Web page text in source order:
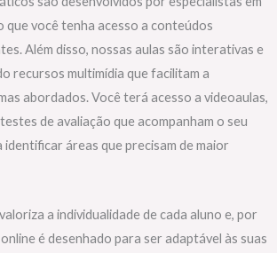
que você tenha acesso a conteúdos
Além disso, nossas aulas são interativas e
recursos multimídia que facilitam a
abordados. Você terá acesso a videoaulas,
de avaliação que acompanham o seu
identificar áreas que precisam de maior
a individualidade de cada aluno e, por
é desenhado para ser adaptável às suas